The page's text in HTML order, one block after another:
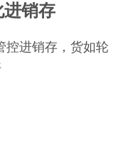
进销存
控进销存，货如轮